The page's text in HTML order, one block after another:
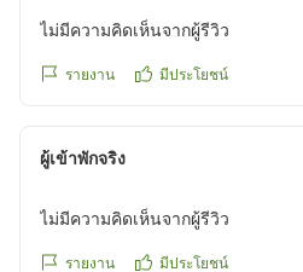
いと思いました。
チェックアウト日もチェックア
たので次回は長時間で利用したい
スタッフの方もどの方も親切に対
ไม่มีความคิดเห็นจากผู้รีวิว
รายงาน มีประโยชน์
ผู้เข้าพักจริง
ไม่มีความคิดเห็นจากผู้รีวิว
รายงาน มีประโยชน์